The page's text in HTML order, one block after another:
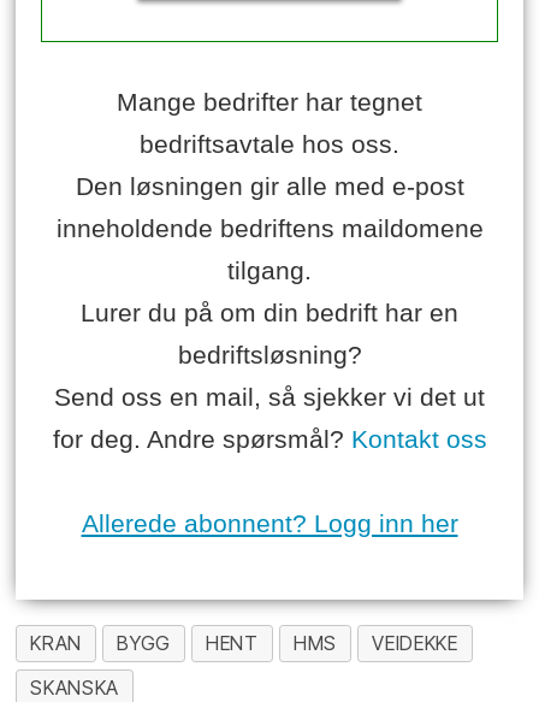
Mange bedrifter har tegnet
bedriftsavtale hos oss.
Den løsningen gir alle med e-post
inneholdende bedriftens maildomene
tilgang.
Lurer du på om din bedrift har en
bedriftsløsning?
Send oss en mail, så sjekker vi det ut
for deg. Andre spørsmål? Kontakt oss
Allerede abonnent? Logg inn her
KRAN BYGG HENT HMS
VEIDEKKE
SKANSKA